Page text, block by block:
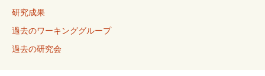
研究成果
過去のワーキンググループ
過去の研究会